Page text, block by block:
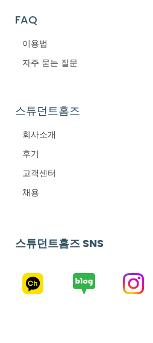
FAQ
이용법
자주 묻는 질문
스튜던트홈즈
회사소개
후기
고객센터
채용
스튜던트홈즈 SNS